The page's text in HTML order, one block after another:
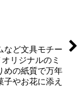
など文具モチー
リジナルのミ
めの紙質で万年
やお花に添え